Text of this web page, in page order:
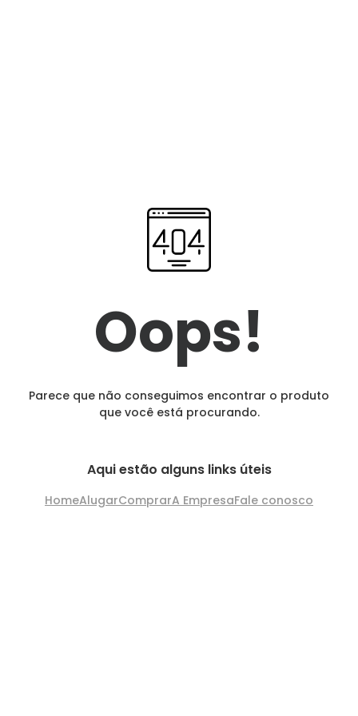
Oops!
Parece que não conseguimos encontrar o produto
que você está procurando.
Aqui estão alguns links úteis
HomeAlugarComprarA EmpresaFale conosco